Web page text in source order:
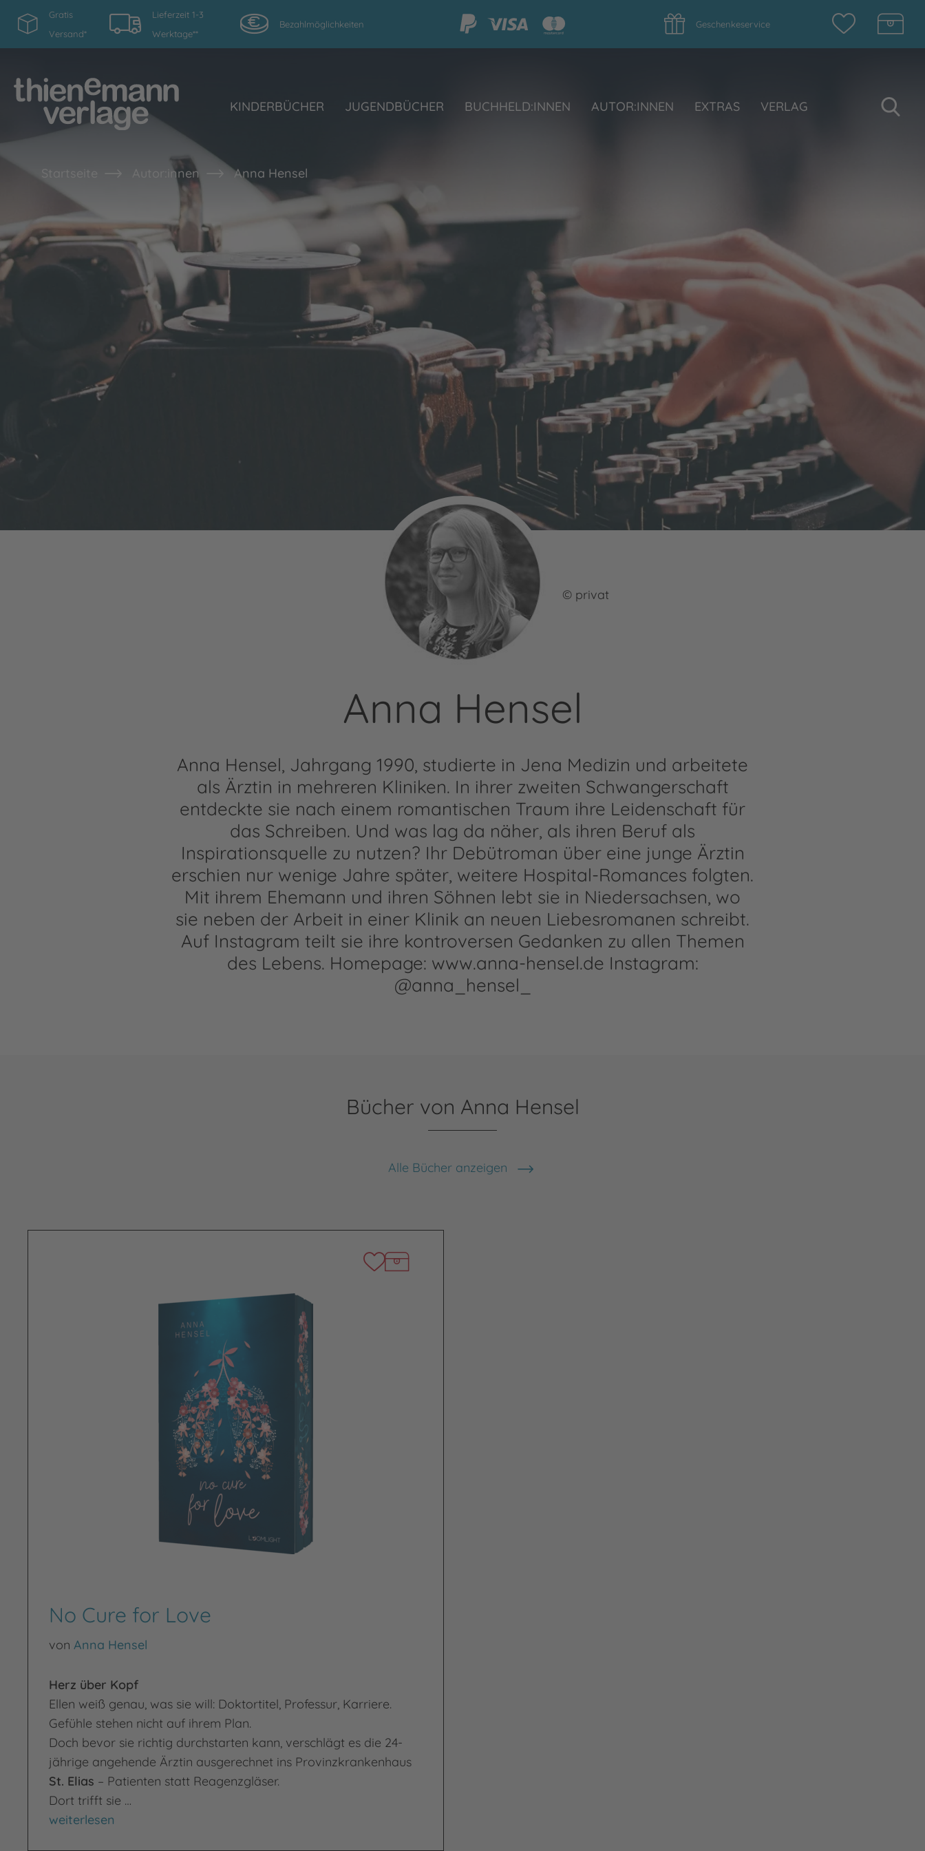
Gratis
Versand*
Lieferzeit 1-3
Werktage**
Bezahlmöglichkeiten Geschenkeservice
KINDERBÜCHER JUGENDBÜCHER BUCHHELD:INNEN AUTOR:INNEN EXTRAS VERLAG
Startseite Autor:innen Anna Hensel
© privat
Anna Hensel
Anna Hensel, Jahrgang 1990, studierte in Jena Medizin und arbeitete
als Ärztin in mehreren Kliniken. In ihrer zweiten Schwangerschaft
entdeckte sie nach einem romantischen Traum ihre Leidenschaft für
das Schreiben. Und was lag da näher, als ihren Beruf als
Inspirationsquelle zu nutzen? Ihr Debütroman über eine junge Ärztin
erschien nur wenige Jahre später, weitere Hospital-Romances folgten.
Mit ihrem Ehemann und ihren Söhnen lebt sie in Niedersachsen, wo
sie neben der Arbeit in einer Klinik an neuen Liebesromanen schreibt.
Auf Instagram teilt sie ihre kontroversen Gedanken zu allen Themen
des Lebens. Homepage: www.anna-hensel.de Instagram:
@anna_hensel_
Bücher von Anna Hensel
Alle Bücher anzeigen
No Cure for Love
von Anna Hensel
Herz über Kopf
Ellen weiß genau, was sie will: Doktortitel, Professur, Karriere.
Gefühle stehen nicht auf ihrem Plan.
Doch bevor sie richtig durchstarten kann, verschlägt es die 24-
jährige angehende Ärztin ausgerechnet ins Provinzkrankenhaus
St. Elias – Patienten statt Reagenzgläser.
Dort trifft sie …
No Cure for Love
weiterlesen